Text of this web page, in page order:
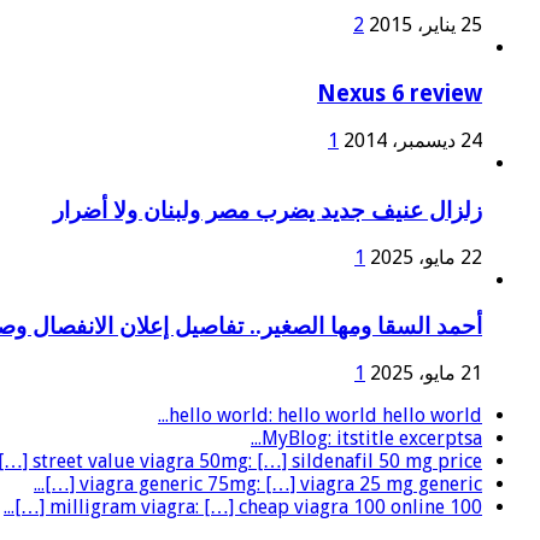
25 يناير، 2015 2
Nexus 6 review
24 ديسمبر، 2014 1
زلزال عنيف جديد يضرب مصر ولبنان ولا أضرار
22 مايو، 2025 1
أحمد السقا ومها الصغير.. تفاصيل إعلان الانفصال
21 مايو، 2025
1
hello world: hello world hello world...
MyBlog: itstitle excerptsa...
street value viagra 50mg: […] sildenafil 50 mg price […]...
viagra generic 75mg: […] viagra 25 mg generic […]...
100 milligram viagra: […] cheap viagra 100 online […]...